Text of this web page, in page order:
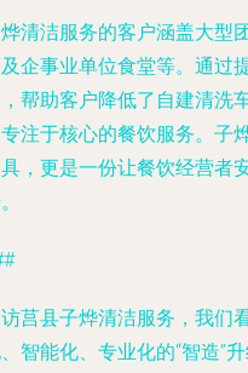
清洁服务的客户涵盖大型
企事业单位食堂等。通过
帮助客户降低了自建清洗
注于核心的餐饮服务。子
，更是一份让餐饮经营者
莒县子烨清洁服务，我们
智能化、专业化的“智造”